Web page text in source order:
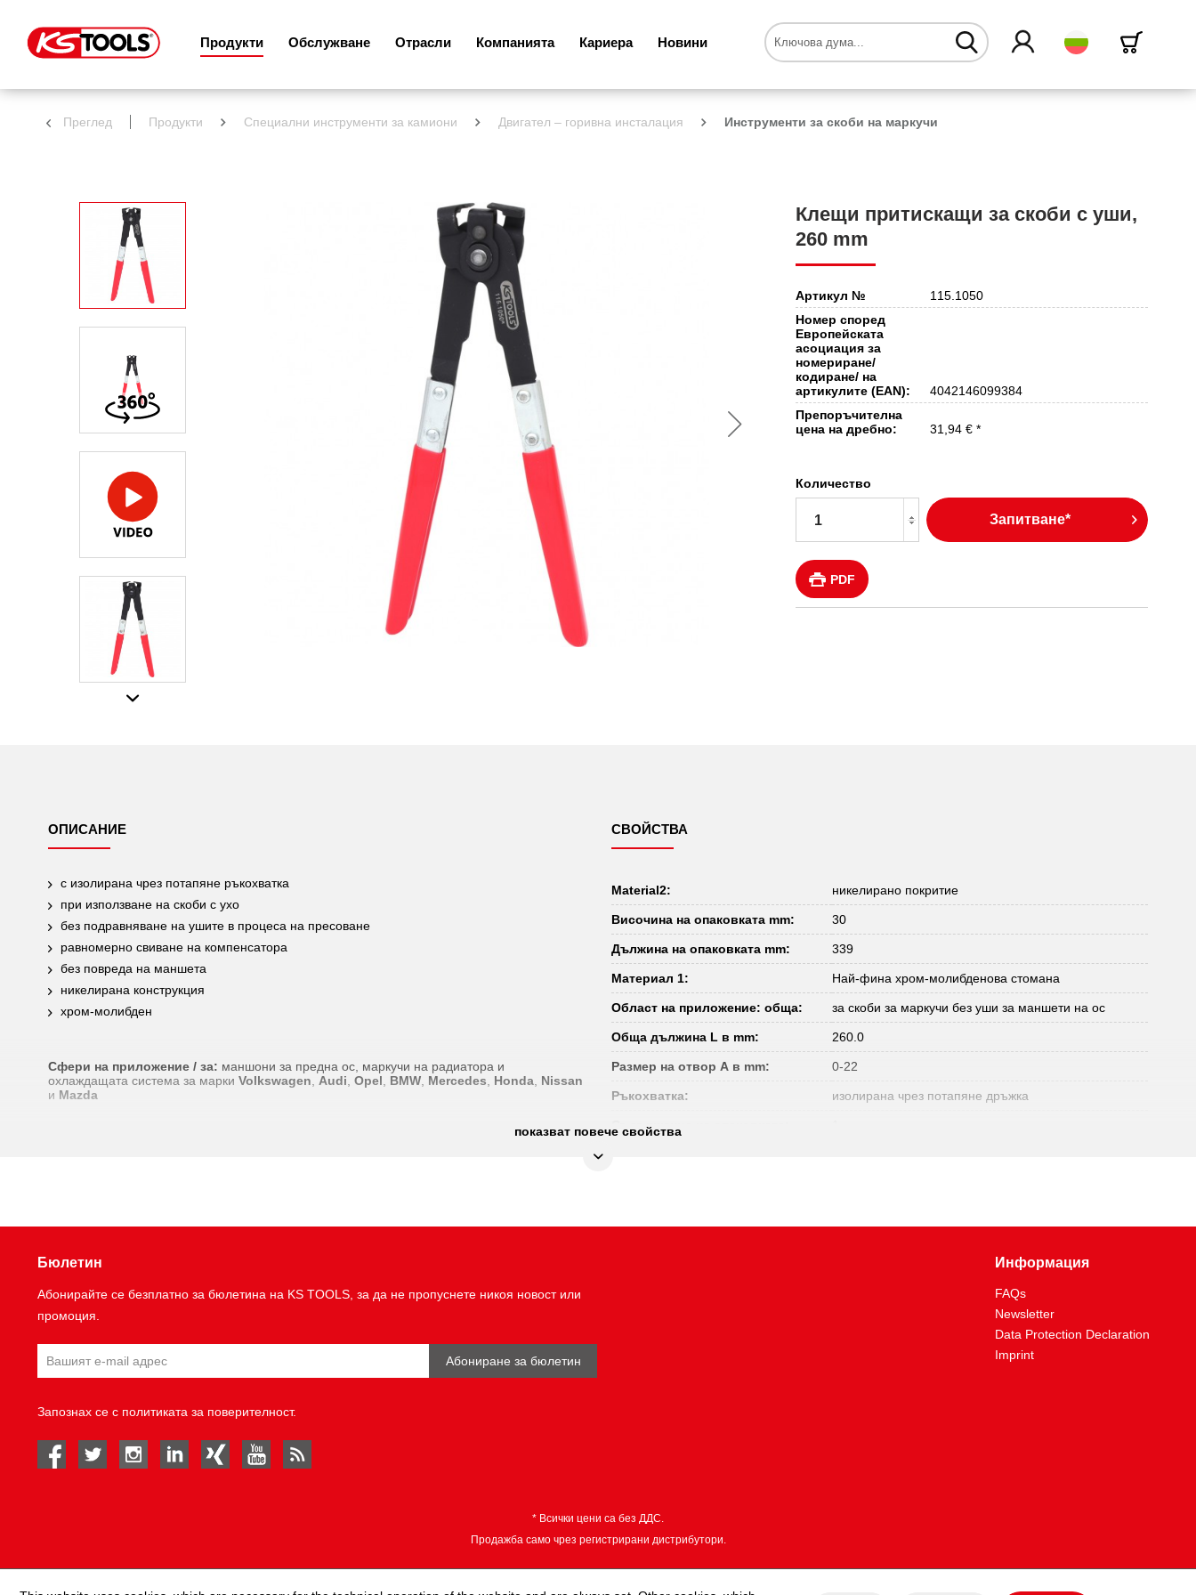
Продукти Обслужване Отрасли Компанията Кариера Новини български
Преглед Продукти Специални инструменти за камиони Двигател – горивна инсталация Инструменти за скоби на маркучи
Клещи притискащи за скоби с уши,
260 mm
Артикул №
115.1050
Номер според
Европейската
асоциация за
номериране/
кодиране/ на
артикулите (EAN):
4042146099384
Препоръчителна
цена на дребно:
31,94 € *
Количество
Запитване*
PDF
ОПИСАНИЕ
с изолирана чрез потапяне ръкохватка
при използване на скоби с ухо
без подравняване на ушите в процеса на пресоване
равномерно свиване на компенсатора
без повреда на маншета
никелирана конструкция
хром-молибден
Сфери на приложение / за: маншони за предна ос, маркучи на радиатора и
охлаждащата система за марки Volkswagen Audi Opel BMW Mercedes Honda Nissan
и Mazda
СВОЙСТВА
Material2: никелирано покритие
Височина на опаковката mm: 30
Дължина на опаковката mm: 339
Материал 1: Най-фина хром-молибденова стомана
Област на приложение: обща: за скоби за маркучи без уши за маншети на ос
Обща дължина L в mm: 260.0
Размер на отвор А в mm: 0-22
Ръкохватка: изолирана чрез потапяне дръжка
Съдържание на опаковката:
показват повече свойства
Бюлетин
Абонирайте се безплатно за бюлетина на KS TOOLS, за да не пропуснете никоя новост или
промоция.
Абониране за бюлетин
Запознах се с политиката за поверителност.
facebook twitter instagramlinked in Xing youtube
Информация
FAQs
Newsletter
Data Protection Declaration
Imprint
* Всички цени са без ДДС.
Продажба само чрез регистрирани дистрибутори.